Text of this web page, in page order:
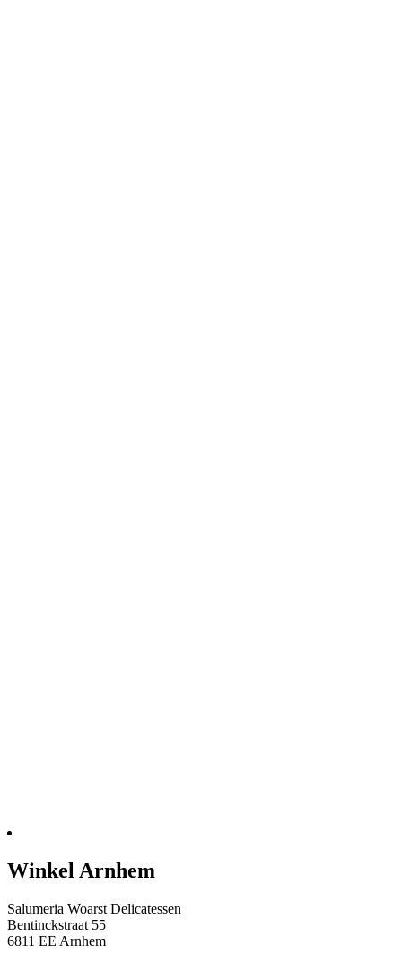
Winkel Arnhem
Salumeria Woarst Delicatessen
Bentinckstraat 55
6811 EE Arnhem